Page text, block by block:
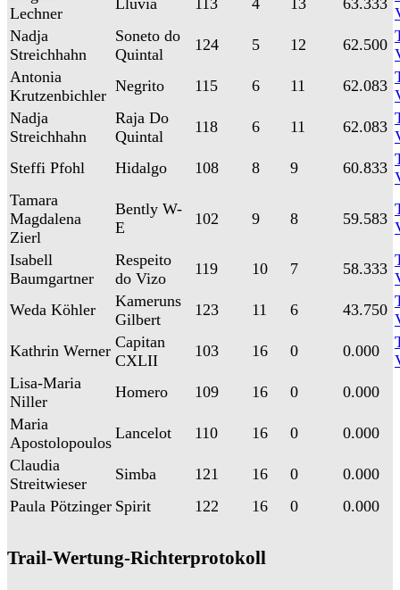
Lechner
Lluvia 113 4 13 63.333
Nadja
Streichhahn
Soneto do
Quintal
124 5 12 62.500
Antonia
Krutzenbichler
Negrito 115 6 11 62.083
Nadja
Streichhahn
Raja Do
Quintal
118 6 11 62.083
Steffi Pfohl
Hidalgo 108 8 9 60.833
Tamara
Magdalena
Zierl
Bently W-
E
102 9 8 59.583
Isabell
Baumgartner
Respeito
do Vizo
119 10 7 58.333
Weda Köhler
Kameruns
Gilbert
123 11 6 43.750
Kathrin Werner Capitan
CXLII
103 16 0 0.000
Lisa-Maria
Niller
Homero 109 16 0
0.000
Maria
Apostolopoulos
Lancelot 110 16 0
0.000
Claudia
Streitwieser
Simba 121 16 0
0.000
Paula Pötzinger Spirit 122 16 0 0.000
Trail-Wertung-Richterprotokoll